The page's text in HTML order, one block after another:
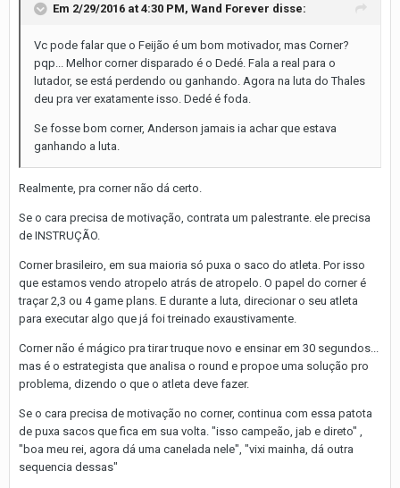
Em 2/29/2016 at 4:30 PM, Wand Forever disse:
Vc pode falar que o Feijão é um bom motivador, mas Corner?
pqp... Melhor corner disparado é o Dedé. Fala a real para o
lutador, se está perdendo ou ganhando. Agora na luta do Thales
deu pra ver exatamente isso. Dedé é foda.
Se fosse bom corner, Anderson jamais ia achar que estava
ganhando a luta.
Realmente, pra corner não dá certo.
Se o cara precisa de motivação, contrata um palestrante. ele precisa
de INSTRUÇÃO.
Corner brasileiro, em sua maioria só puxa o saco do atleta. Por isso
que estamos vendo atropelo atrás de atropelo. O papel do corner é
traçar 2,3 ou 4 game plans. E durante a luta, direcionar o seu atleta
para executar algo que já foi treinado exaustivamente.
Corner não é mágico pra tirar truque novo e ensinar em 30 segundos...
mas é o estrategista que analisa o round e propoe uma solução pro
problema, dizendo o que o atleta deve fazer.
Se o cara precisa de motivação no corner, continua com essa patota
de puxa sacos que fica em sua volta. "isso campeão, jab e direto" ,
"boa meu rei, agora dá uma canelada nele", "vixi mainha, dá outra
sequencia dessas"